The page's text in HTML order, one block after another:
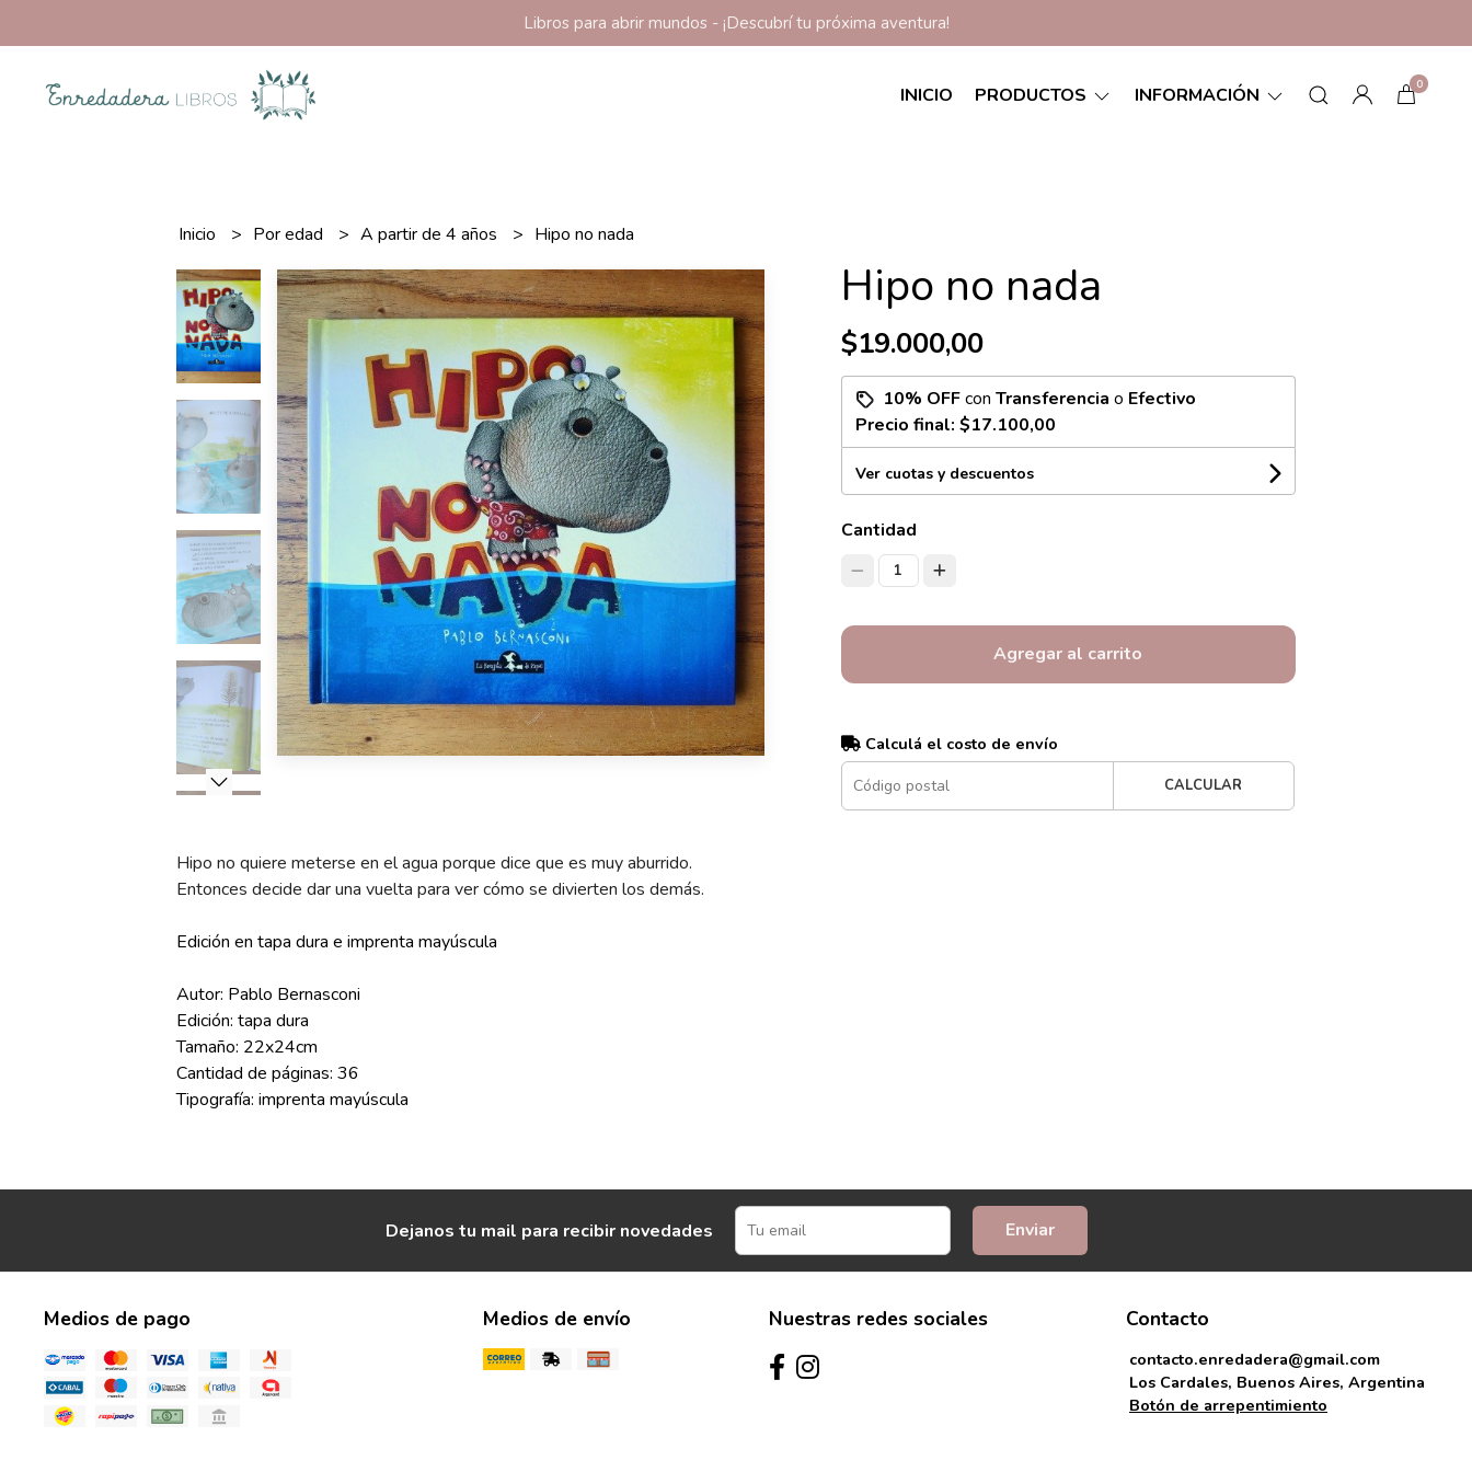
Libros para abrir mundos - ¡Descubrí tu próxima aventura!
INICIO PRODUCTOS INFORMACIÓN 0
Inicio Por edad A partir de 4 años Hipo no nada
Hipo no quiere meterse en el agua porque dice que es muy aburrido.
Entonces decide dar una vuelta para ver cómo se divierten los demás.
Edición en tapa dura e imprenta mayúscula
Autor: Pablo Bernasconi
Edición: tapa dura
Tamaño: 22x24cm
Cantidad de páginas: 36
Tipografía: imprenta mayúscula
Hipo no nada
$19.000,00
10% OFFcon Transferencia o Efectivo
Precio final: $17.100,00
Ver cuotas y descuentos
Cantidad
1
Agregar al carrito
Calculá el costo de envío
CALCULAR
Dejanos tu mail para recibir novedades Enviar
Medios de pago Medios de envío Nuestras redes sociales Contacto
contacto.enredadera@gmail.com
Los Cardales, Buenos Aires, Argentina
Botón de arrepentimiento